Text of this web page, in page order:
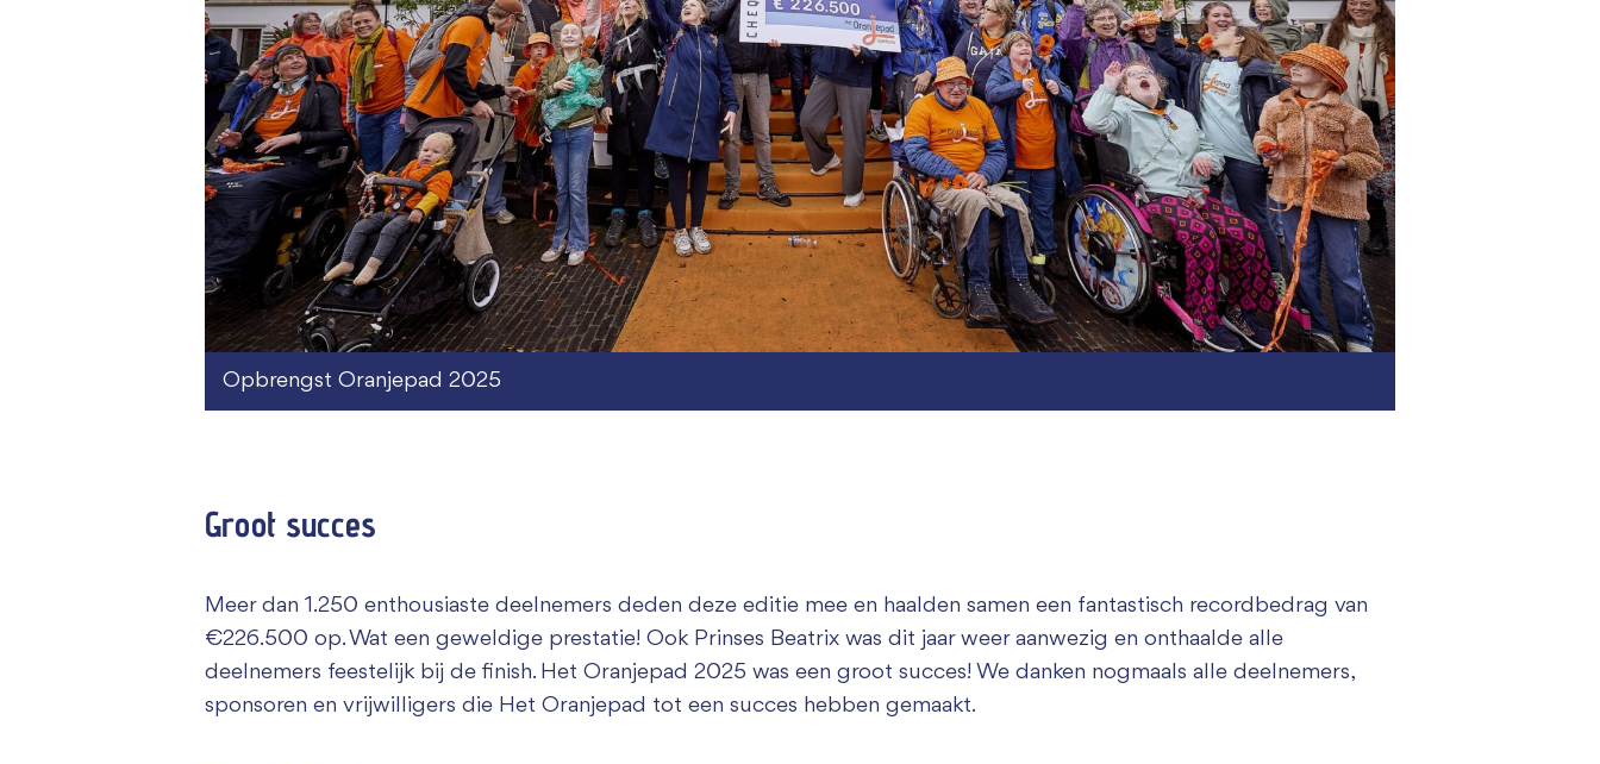
Opbrengst Oranjepad 2025
Groot succes
Meer dan 1.250 enthousiaste deelnemers deden deze editie mee en haalden samen een fantastisch recordbedrag van
€226.500 op. Wat een geweldige prestatie! Ook Prinses Beatrix was dit jaar weer aanwezig en onthaalde alle
deelnemers feestelijk bij de finish. Het Oranjepad 2025 was een groot succes! We danken nogmaals alle deelnemers,
sponsoren en vrijwilligers die Het Oranjepad tot een succes hebben gemaakt.